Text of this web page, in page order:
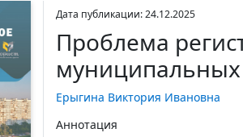
Дата публикации: 24.12.2025
Проблема
Ерыгина Виктория Ивановна
Аннотация